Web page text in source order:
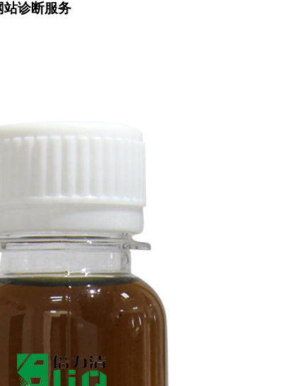
站诊断服务